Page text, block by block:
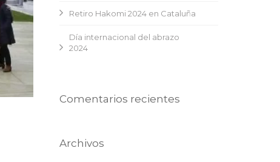
Retiro Hakomi 2024 en Cataluña
Día internacional del abrazo
2024
Comentarios recientes
Archivos